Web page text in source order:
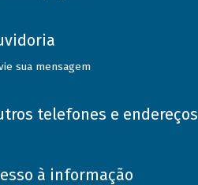
sua mensagem
telefones e endereços
à informação